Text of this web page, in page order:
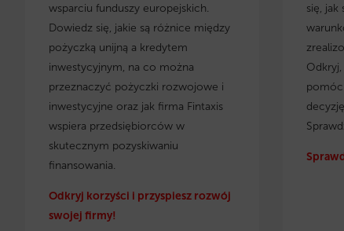
wsparciu funduszy europejskich.
Dowiedz się, jakie są różnice między
pożyczką unijną a kredytem
inwestycyjnym, na co można
przeznaczyć pożyczki rozwojowe i
inwestycyjne oraz jak firma Fintaxis
wspiera przedsiębiorców w
skutecznym pozyskiwaniu
finansowania.
Odkryj korzyści i przyspiesz rozwój
swojej firmy!
się,
pomóc